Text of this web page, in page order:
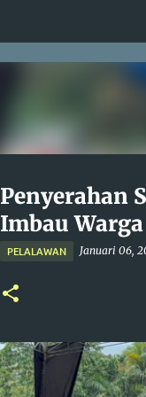
Penyerahan
Imbau
PELALAWAN Januari 06,